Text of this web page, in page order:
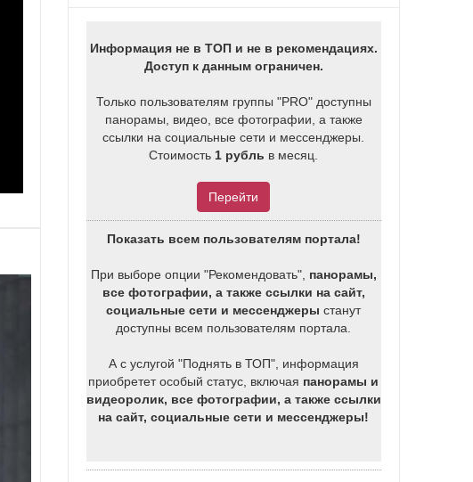
Информация не в ТОП и не в рекомендациях.
Доступ к данным ограничен.
Только пользователям группы "PRO" доступны
панорамы, видео, все фотографии, а также
ссылки на социальные сети и мессенджеры.
Стоимость 1 рубль в месяц.
Перейти
Показать всем пользователям портала!
При выборе опции "Рекомендовать", панорамы,
все фотографии, а также ссылки на сайт,
социальные сети и мессенджеры станут
доступны всем пользователям портала.
А с услугой "Поднять в ТОП", информация
приобретет особый статус, включая панорамы и
видеоролик, все фотографии, а также ссылки
на сайт, социальные сети и мессенджеры!